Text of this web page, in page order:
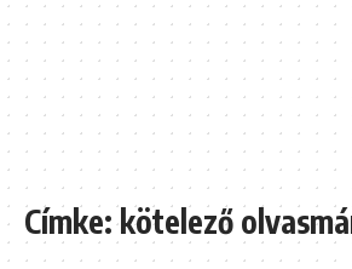
Címke:kötelező